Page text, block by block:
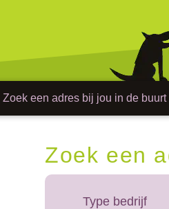
Zoek een adres bij jou in de buurt
Zoek een
Type bedrijf